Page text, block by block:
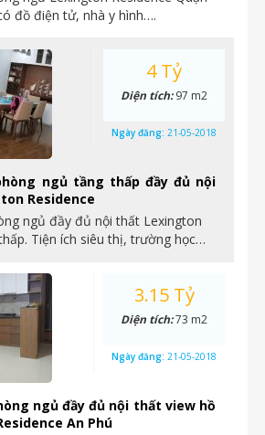
đồ điện tử, nhà y hình….
ngủ tầng thấp đầy đủ nội
Residence
ngủ đầy đủ nội thất Lexington
Tiện ích siêu thị, trường học…
4 Tỷ
Diện tích:97 m2
Ngày đăng: 21-05-2018
ngủ đầy đủ nội thất view hồ
An Phú
3.15 Tỷ
Diện tích:73 m2
Ngày đăng: 21-05-2018